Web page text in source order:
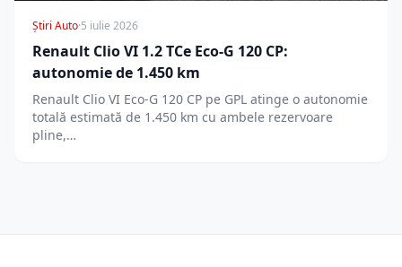
Știri Auto·5 iulie 2026
Renault Clio VI 1.2 TCe Eco-G 120 CP:
autonomie de 1.450 km
Renault Clio VI Eco-G 120 CP pe GPL atinge o autonomie
totală estimată de 1.450 km cu ambele rezervoare
pline,…